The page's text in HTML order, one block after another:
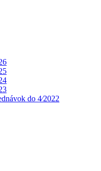
do 4⁄2022